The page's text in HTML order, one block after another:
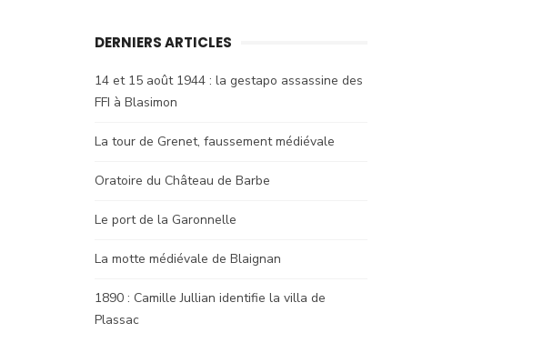
DERNIERS ARTICLES
14 et 15 août 1944 : la gestapo assassine des
FFI à Blasimon
La tour de Grenet, faussement médiévale
Oratoire du Château de Barbe
Le port de la Garonnelle
La motte médiévale de Blaignan
1890 : Camille Jullian identifie la villa de
Plassac